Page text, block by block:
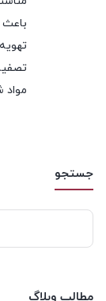
جستجو
مطالب وبلاگ
مواد